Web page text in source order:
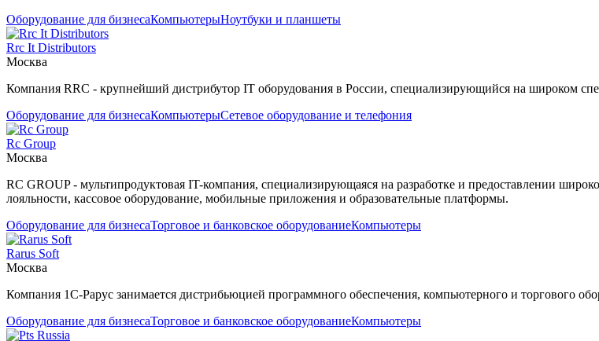
Оборудование для бизнесаКомпьютерыНоутбуки и планшеты
Rrc It Distributors
Москва
Компания RRC - крупнейший дистрибутор IT оборудования в России, специализирующийся на широком
Оборудование для бизнесаКомпьютерыСетевое оборудование и телефония
Rc Group
Москва
RC GROUP - мультипродуктовая IT-компания, специализирующаяся на разработке и предоставлении
лояльности, кассовое оборудование, мобильные приложения и образовательные платформы.
Оборудование для бизнесаТорговое и банковское оборудованиеКомпьютеры
Rarus Soft
Москва
Компания 1С-Рарус занимается дистрибьюцией программного обеспечения, компьютерного и торгового
Оборудование для бизнесаТорговое и банковское оборудованиеКомпьютеры